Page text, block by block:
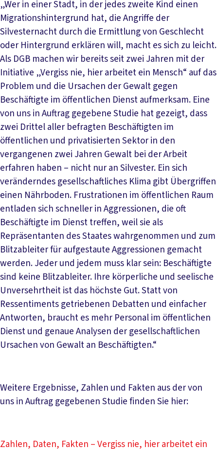
„Wer in einer Stadt, in der jedes zweite Kind einen
Migrationshintergrund hat, die Angriffe der
Silvesternacht durch die Ermittlung von Geschlecht
oder Hintergrund erklären will, macht es sich zu leicht.
Als DGB machen wir bereits seit zwei Jahren mit der
Initiative „Vergiss nie, hier arbeitet ein Mensch“ auf das
Problem und die Ursachen der Gewalt gegen
Beschäftigte im öffentlichen Dienst aufmerksam. Eine
von uns in Auftrag gegebene Studie hat gezeigt, dass
zwei Drittel aller befragten Beschäftigten im
öffentlichen und privatisierten Sektor in den
vergangenen zwei Jahren Gewalt bei der Arbeit
erfahren haben – nicht nur an Silvester. Ein sich
veränderndes gesellschaftliches Klima gibt Übergriffen
einen Nährboden. Frustrationen im öffentlichen Raum
entladen sich schneller in Aggressionen, die oft
Beschäftigte im Dienst treffen, weil sie als
Repräsentanten des Staates wahrgenommen und zum
Blitzableiter für aufgestaute Aggressionen gemacht
werden. Jeder und jedem muss klar sein: Beschäftigte
sind keine Blitzableiter. Ihre körperliche und seelische
Unversehrtheit ist das höchste Gut. Statt von
Ressentiments getriebenen Debatten und einfacher
Antworten, braucht es mehr Personal im öffentlichen
Dienst und genaue Analysen der gesellschaftlichen
Ursachen von Gewalt an Beschäftigten.“
Weitere Ergebnisse, Zahlen und Fakten aus der von
uns in Auftrag gegebenen Studie finden Sie hier:
Zahlen, Daten, Fakten – Vergiss nie, hier arbeitet ein